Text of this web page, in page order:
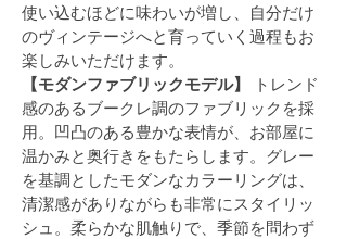
使い込むほどに味わいが増し、自分だけ
のヴィンテージへと育っていく過程もお
楽しみいただけます。
【モダンファブリックモデル】
トレンド
感のあるブークレ調のファブリックを採
用。凹凸のある豊かな表情が、お部屋に
温かみと奥行きをもたらします。グレー
を基調としたモダンなカラーリングは、
清潔感がありながらも非常にスタイリッ
シュ。柔らかな肌触りで、季節を問わず